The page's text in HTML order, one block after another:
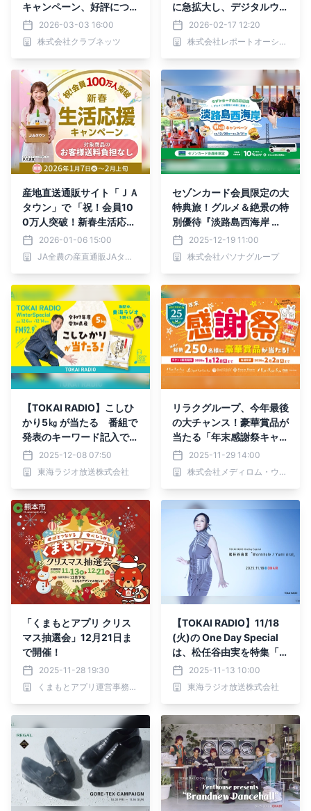
キャンペーン、好評につき
期間延長決定
2026-03-03 16:00
株式会社クラブネッツ
に急拡大し、デジタルウォ
レットの統合とフィンテッ
クによる小売変革を背景
に、堅調な年平均成長率
する見込み
2026-02-17 12:20
株式会社レポートオーシャン
産地直送通販サイト「ＪＡ
タウン」で 「祝！会員10
0万人突破！新春生活応援
キャンペーン」がスター
ト！
2026-01-06 15:00
JA全農の産直通販JAタウン
セゾンカード会員限定の大
特典旅！グルメ＆絶景の特
別優待『淡路島西海岸 W
お得キャンペーン』12月2
0日より開始
2025-12-19 11:00
株式会社パソナグループ
【TOKAI RADIO】こしひ
かり5㎏ が当たる 番組で
発表のキーワード記入でエ
ントリー「Winter Specia
l」12/14(日)まで
2025-12-08 07:50
東海ラジオ放送株式会社
リラクグループ、今年最後
の大チャンス！豪華賞品が
当たる「年末感謝祭キャン
ペーン」スタート
2025-11-29 14:00
株式会社メディロム・ウェルネス
「くまもとアプリ クリス
マス抽選会」12月21日ま
で開催！
2025-11-28 19:30
くまもとアプリ運営事務局（熊本市 地域政策課内）
【TOKAI RADIO】11/18
(火)の One Day Special
は、松任谷由実を特集「超
レアWormholeオリジナ
ルTシャツ」やギフトカー
ドが当たる
2025-11-13 10:00
東海ラジオ放送株式会社